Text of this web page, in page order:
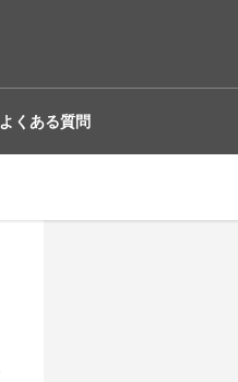
よくある質問